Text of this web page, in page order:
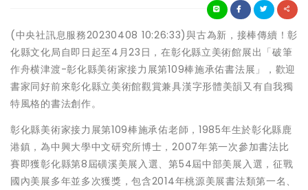
(中央社訊息服務20230408 10:26:33)與古為新，接棒傳續！彰
化縣文化局自即日起至4月23日，在彰化縣立美術館展出「破筆
作舟横津渡-彰化縣美術家接力展第109棒施承佑書法展」，歡迎
書家同好前來彰化縣立美術館觀賞兼具漢字形體美韻又有自我獨
特風格的書法創作。
彰化縣美術家接力展第109棒施承佑老師，1985年生於彰化縣鹿
港鎮，為中興大學中文研究所博士，2007年第一次參加書法比
賽即獲彰化縣第8屆磺溪美展入選、第54屆中部美展入選，征戰
國內美展多年並多次獲獎，包含2014年桃源美展書法類第一名、